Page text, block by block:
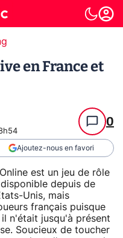
en France et
0
Ajoutez-nous en favori
est un jeu de rôle
depuis de
Unis, mais
français puisque
n'était jusqu'à présent
Soucieux de toucher